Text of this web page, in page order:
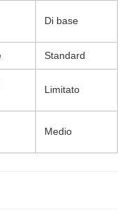
Di base
Standard
Limitato
Medio